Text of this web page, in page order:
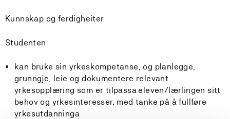
Kunnskap og ferdigheiter
Studenten
kan bruke sin yrkeskompetanse, og planlegge,
grunngje, leie og dokumentere relevant
yrkesopplæring som er tilpassa eleven/lærlingen sitt
behov og yrkesinteresser, med tanke på å fullføre
yrkesutdanninga